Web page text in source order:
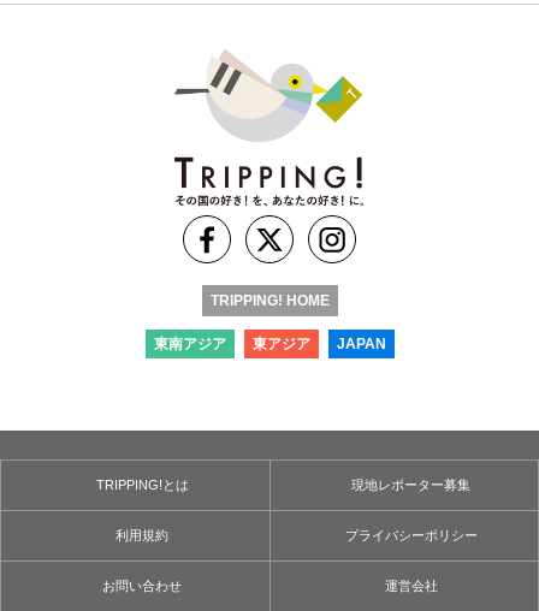
TRIPPING! HOME
東南アジア 東アジア JAPAN
TRIPPING!とは 現地レポーター募集
利用規約 プライバシーポリシー
お問い合わせ 運営会社